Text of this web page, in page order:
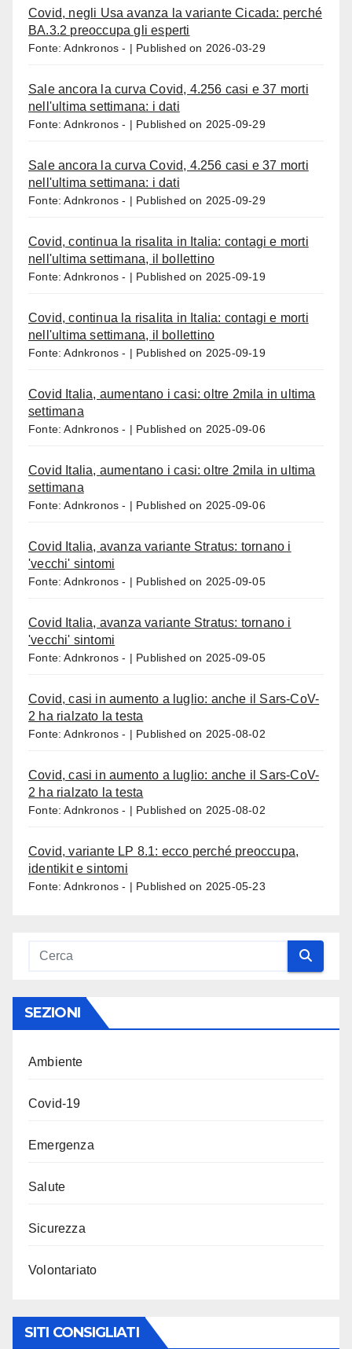
Covid, negli Usa avanza la variante Cicada: perché
BA.3.2 preoccupa gli esperti
Fonte: Adnkronos - Published on 2026-03-29
Sale ancora la curva Covid, 4.256 casi e 37 morti
nell'ultima settimana: i dati
Fonte: Adnkronos - Published on 2025-09-29
Sale ancora la curva Covid, 4.256 casi e 37 morti
nell'ultima settimana: i dati
Fonte: Adnkronos - Published on 2025-09-29
Covid, continua la risalita in Italia: contagi e morti
nell'ultima settimana, il bollettino
Fonte: Adnkronos - Published on 2025-09-19
Covid, continua la risalita in Italia: contagi e morti
nell'ultima settimana, il bollettino
Fonte: Adnkronos - Published on 2025-09-19
Covid Italia, aumentano i casi: oltre 2mila in ultima
settimana
Fonte: Adnkronos - Published on 2025-09-06
Covid Italia, aumentano i casi: oltre 2mila in ultima
settimana
Fonte: Adnkronos - Published on 2025-09-06
Covid Italia, avanza variante Stratus: tornano i
'vecchi' sintomi
Fonte: Adnkronos - Published on 2025-09-05
Covid Italia, avanza variante Stratus: tornano i
'vecchi' sintomi
Fonte: Adnkronos - Published on 2025-09-05
Covid, casi in aumento a luglio: anche il Sars-CoV-
2 ha rialzato la testa
Fonte: Adnkronos - Published on 2025-08-02
Covid, casi in aumento a luglio: anche il Sars-CoV-
2 ha rialzato la testa
Fonte: Adnkronos - Published on 2025-08-02
Covid, variante LP 8.1: ecco perché preoccupa,
identikit e sintomi
Fonte: Adnkronos - Published on 2025-05-23
SEZIONI
Ambiente
Covid-19
Emergenza
Salute
Sicurezza
Volontariato
SITI CONSIGLIATI